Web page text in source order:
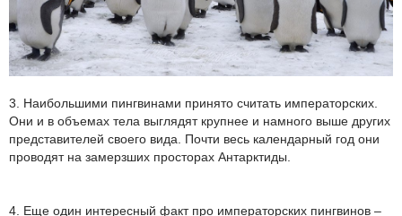
3. Наибольшими пингвинами принято считать императорских.
Они и в объемах тела выглядят крупнее и намного выше других
представителей своего вида. Почти весь календарный год они
проводят на замерзших просторах Антарктиды.
4. Еще один интересный факт про императорских пингвинов –